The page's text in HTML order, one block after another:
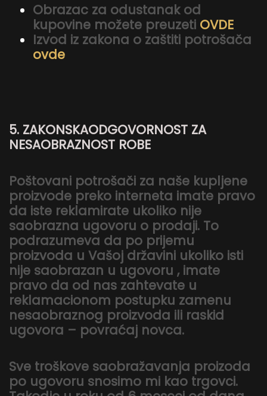
Obrazac za odustanak od
kupovine možete preuzeti OVDE
Izvod iz zakona o zaštiti potrošača
ovde
5. ZAKONSKAODGOVORNOST ZA
NESAOBRAZNOST ROBE
Poštovani potrošači za naše kupljene
proizvode preko interneta imate pravo
da iste reklamirate ukoliko nije
saobrazna ugovoru o prodaji. To
podrazumeva da po prijemu
proizvoda u Vašoj državini ukoliko isti
nije saobrazan u ugovoru , imate
pravo da od nas zahtevate u
reklamacionom postupku zamenu
nesaobraznog proizvoda ili raskid
ugovora – povraćaj novca.
Sve troškove saobražavanja proizoda
po ugovoru snosimo mi kao trgovci.